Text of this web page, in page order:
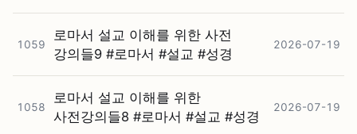
1059
로마서 설교 이해를 위한 사전
강의들9 #⁠로마서 #⁠설교 #⁠성경
2026-07-19
1058
로마서 설교 이해를 위한
사전강의들8 #⁠로마서 #⁠설교 #⁠성경
2026-07-19